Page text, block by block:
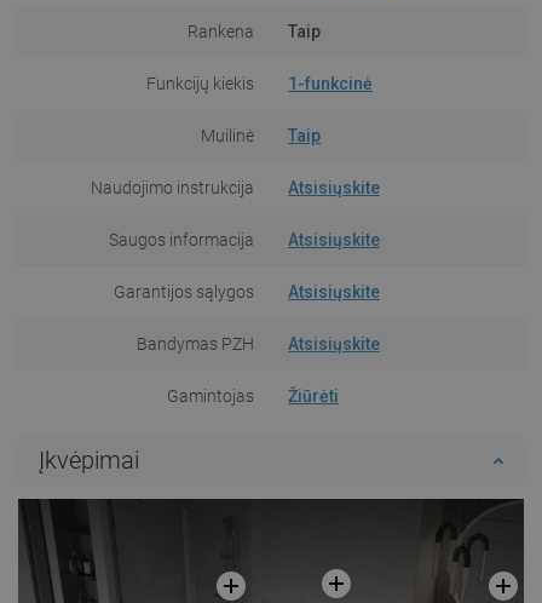
Rankena Taip
Funkcijų kiekis 1-funkcinė
Muilinė Taip
Naudojimo instrukcija Atsisiųskite
Saugos informacija Atsisiųskite
Garantijos sąlygos Atsisiųskite
Bandymas PZH Atsisiųskite
Gamintojas Žiūrėti
Įkvėpimai